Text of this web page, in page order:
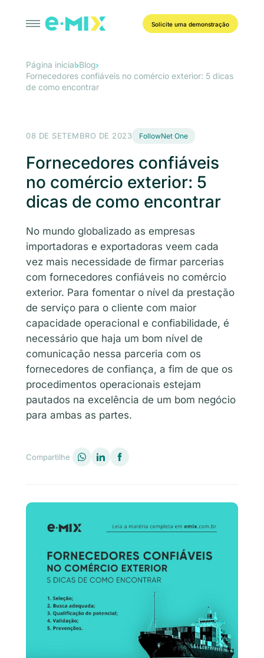
Solicite uma demonstração
Página inicial Blog
Fornecedores confiáveis no comércio exterior: 5 dicas
de como encontrar
08 DE SETEMBRO DE 2023 FollowNet One
Fornecedores confiáveis
no comércio exterior: 5
dicas de como encontrar
No mundo globalizado as empresas
importadoras e exportadoras veem cada
vez mais necessidade de firmar parcerias
com fornecedores confiáveis no comércio
exterior. Para fomentar o nível da prestação
de serviço para o cliente com maior
capacidade operacional e confiabilidade, é
necessário que haja um bom nível de
comunicação nessa parceria com os
fornecedores de confiança, a fim de que os
procedimentos operacionais estejam
pautados na excelência de um bom negócio
para ambas as partes.
Compartilhe